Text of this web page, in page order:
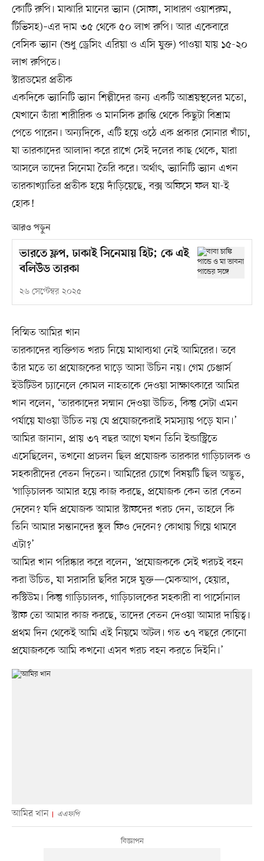
কোটি রুপি। মাঝারি মানের ভ্যান (সোফা, সাধারণ ওয়াশরুম,
টিভিসহ)–এর দাম ৩৫ থেকে ৫০ লাখ রুপি। আর একেবারে
বেসিক ভ্যান (শুধু ড্রেসিং এরিয়া ও এসি যুক্ত) পাওয়া যায় ১৫-২০
লাখ রুপিতে।
স্টারডমের প্রতীক
একদিকে ভ্যানিটি ভ্যান শিল্পীদের জন্য একটি আশ্রয়স্থলের মতো,
যেখানে তাঁরা শারীরিক ও মানসিক ক্লান্তি থেকে কিছুটা বিশ্রাম
পেতে পারেন। অন্যদিকে, এটি হয়ে ওঠে এক প্রকার সোনার খাঁচা,
যা তারকাদের আলাদা করে রাখে সেই দলের কাছ থেকে, যারা
আসলে তাদের সিনেমা তৈরি করে। অর্থাৎ, ভ্যানিটি ভ্যান এখন
তারকাখ্যাতির প্রতীক হয়ে দাঁড়িয়েছে, বক্স অফিসে ফল যা-ই
হোক!
আরও পড়ুন
ভারতে ফ্লপ, ঢাকাই সিনেমায় হিট; কে এই
বলিউড তারকা
২৬ সেপ্টেম্বর ২০২৫
বিস্মিত আমির খান
তারকাদের ব্যক্তিগত খরচ নিয়ে মাথাব্যথা নেই আমিরের। তবে
তাঁর মতে তা প্রযোজকের ঘাড়ে আসা উচিন নয়। গেম চেঞ্জার্স
ইউটিউব চ্যানেলে কোমল নাহতাকে দেওয়া সাক্ষাৎকারে আমির
খান বলেন, ‘তারকাদের সম্মান দেওয়া উচিত, কিন্তু সেটা এমন
পর্যায়ে যাওয়া উচিত নয় যে প্রযোজকেরাই সমস্যায় পড়ে যান।’
আমির জানান, প্রায় ৩৭ বছর আগে যখন তিনি ইন্ডাস্ট্রিতে
এসেছিলেন, তখনো প্রচলন ছিল প্রযোজক তারকার গাড়িচালক ও
সহকারীদের বেতন দিতেন। আমিরের চোখে বিষয়টি ছিল অদ্ভুত,
‘গাড়িচালক আমার হয়ে কাজ করছে, প্রযোজক কেন তার বেতন
দেবেন? যদি প্রযোজক আমার স্টাফদের খরচ দেন, তাহলে কি
তিনি আমার সন্তানদের স্কুল ফিও দেবেন? কোথায় গিয়ে থামবে
এটা?’
আমির খান পরিষ্কার করে বলেন, ‘প্রযোজককে সেই খরচই বহন
করা উচিত, যা সরাসরি ছবির সঙ্গে যুক্ত—মেকআপ, হেয়ার,
কস্টিউম। কিন্তু গাড়িচালক, গাড়িচালকের সহকারী বা পার্সোনাল
স্টাফ তো আমার কাজ করছে, তাদের বেতন দেওয়া আমার দায়িত্ব।
প্রথম দিন থেকেই আমি এই নিয়মে অটল। গত ৩৭ বছরে কোনো
প্রযোজককে আমি কখনো এসব খরচ বহন করতে দিইনি।’
আমির খান এএফপি